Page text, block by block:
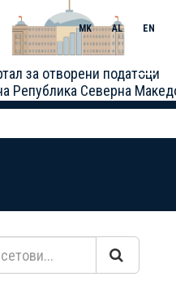
за отворени податоци
Република Северна
MK AL EN
Toggle